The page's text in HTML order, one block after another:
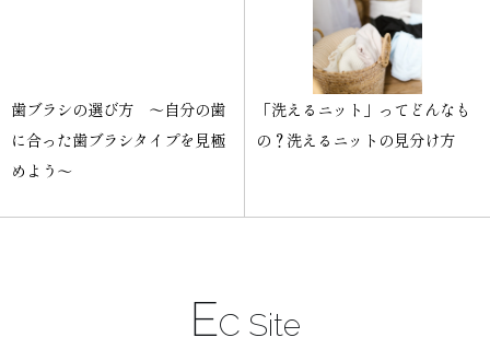
歯ブラシの選び方 〜自分の歯
に合った歯ブラシタイプを見極
めよう〜
「洗えるニット」ってどんなも
の？洗えるニットの見分け方
EC Site